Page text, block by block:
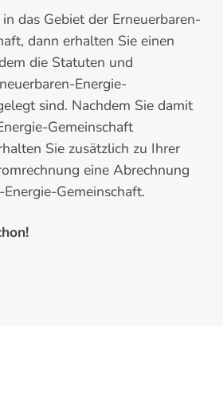
das Gebiet der Erneuerbaren-
dann erhalten Sie einen
die Statuten und
Energie-
sind. Nachdem Sie damit
Gemeinschaft
Sie zusätzlich zu Ihrer
eine Abrechnung
Gemeinschaft.